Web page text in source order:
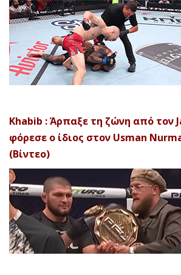
Khabib : Άρπαξε τη ζώνη από τον
φόρεσε ο ίδιος στον Usman
(Βίντεο)